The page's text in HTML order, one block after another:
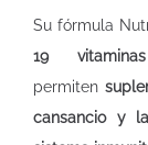
Su fórmula
19
permiten
cansancio y